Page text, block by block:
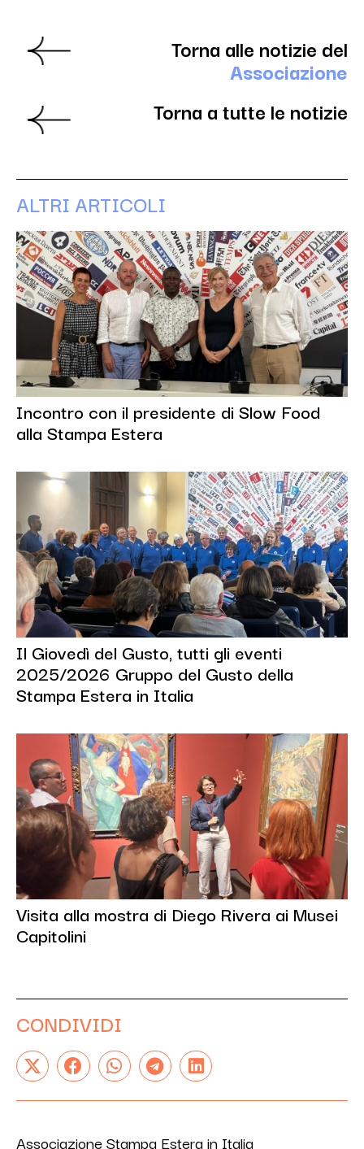
Torna alle notizie del
Associazione
Torna a tutte le notizie
ALTRI ARTICOLI
Incontro con il presidente di Slow Food
alla Stampa Estera
Il Giovedì del Gusto, tutti gli eventi
2025/2026 Gruppo del Gusto della
Stampa Estera in Italia
Visita alla mostra di Diego Rivera ai Musei
Capitolini
CONDIVIDI
Associazione Stampa Estera in Italia